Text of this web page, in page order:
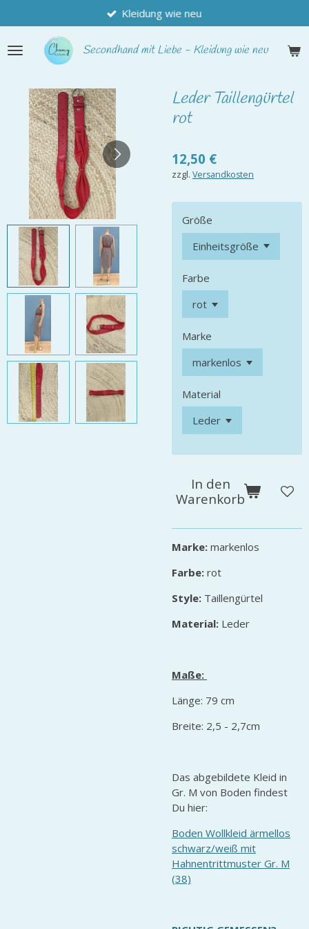
Hauptinhalt
springen
Secondhandmit Liebe - Kleidung wie neu
Kleidung wie neu
Leder Taillengürtel
rot
12,50 €
zzgl. Versandkosten
Größe
Farbe
Marke
Material
In den
Warenkorb
Marke: markenlos
Farbe: rot
Style: Taillengürtel
Material: Leder
Maße:
Länge: 79 cm
Breite: 2,5 - 2,7cm
Das abgebildete Kleid in
Gr. M von Boden findest
Du hier:
Boden Wollkleid ärmellos
schwarz/weiß mit
Hahnentrittmuster Gr. M
(38)